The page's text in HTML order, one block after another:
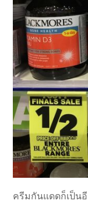
ครีมกันแดดก็เป็น